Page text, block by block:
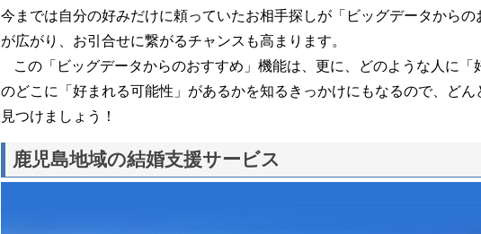
今までは自分の好みだけに頼っていたお相手探しが「ビッグデータから
が広がり、お引合せに繋がるチャンスも高まります。
この「ビッグデータからのおすすめ」機能は、更に、どのような人に「
のどこに「好まれる可能性」があるかを知るきっかけにもなるので、ど
見つけましょう！
鹿児島地域の結婚支援サービス